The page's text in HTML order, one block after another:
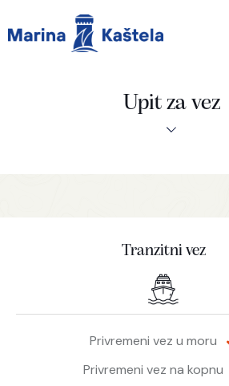
Upit za vez
Tranzitni vez
Privremeni vez u moru
Privremeni vez na kopnu